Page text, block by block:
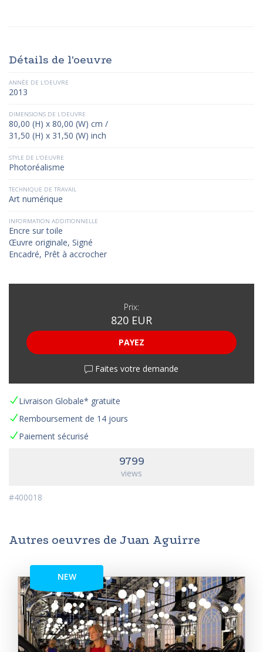
Détails de l'oeuvre
ANNÉE DE L'OEUVRE
2013
DIMENSIONS DE L'OEUVRE
80,00 (H) x 80,00 (W) cm /
31,50 (H) x 31,50 (W) inch
STYLE DE L'OEUVRE
Photoréalisme
TECHNIQUE DE TRAVAIL
Art numérique
INFORMATION ADDITIONNELLE
Encre sur toile
Œuvre originale, Signé
Encadré, Prêt à accrocher
Prix:
820 EUR
PAYEZ
Faites votre demande
Livraison Globale* gratuite
Remboursement de 14 jours
Paiement sécurisé
9799
views
#400018
Autres oeuvres de Juan Aguirre
NEW